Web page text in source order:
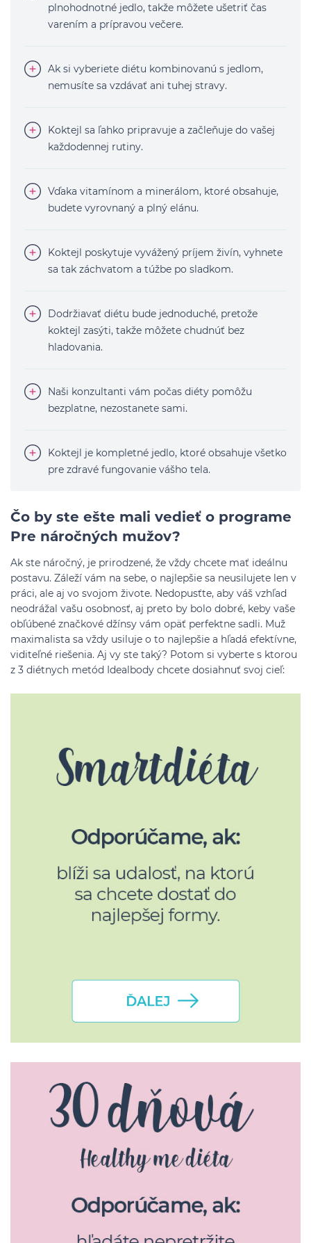
plnohodnotné jedlo, takže môžete ušetriť čas
varením a prípravou večere.
Ak si vyberiete diétu kombinovanú s jedlom,
nemusíte sa vzdávať ani tuhej stravy.
Koktejl sa ľahko pripravuje a začleňuje do vašej
každodennej rutiny.
Vďaka vitamínom a minerálom, ktoré obsahuje,
budete vyrovnaný a plný elánu.
Koktejl poskytuje vyvážený príjem živín, vyhnete
sa tak záchvatom a túžbe po sladkom.
Dodržiavať diétu bude jednoduché, pretože
koktejl zasýti, takže môžete chudnúť bez
hladovania.
Naši konzultanti vám počas diéty pomôžu
bezplatne, nezostanete sami.
Koktejl je kompletné jedlo, ktoré obsahuje všetko
pre zdravé fungovanie vášho tela.
Čo by ste ešte mali vedieť o programe
Pre náročných mužov?
Ak ste náročný, je prirodzené, že vždy chcete mať ideálnu
postavu. Záleží vám na sebe, o najlepšie sa neusilujete len v
práci, ale aj vo svojom živote. Nedopusťte, aby váš vzhľad
neodrážal vašu osobnosť, aj preto by bolo dobré, keby vaše
obľúbené značkové džínsy vám opäť perfektne sadli. Muž
maximalista sa vždy usiluje o to najlepšie a hľadá efektívne,
viditeľné riešenia. Aj vy ste taký? Potom si vyberte s ktorou
z 3 diétnych metód Idealbody chcete dosiahnuť svoj cieľ: